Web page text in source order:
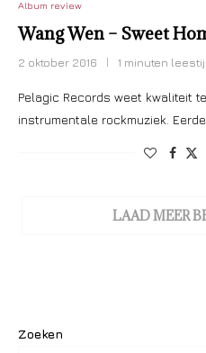
Album review
Wang Wen – Sweet
2 oktober 2016 1 minuten
Pelagic Records weet kwaliteit
instrumentale rockmuziek.
LAAD MEER
Zoeken